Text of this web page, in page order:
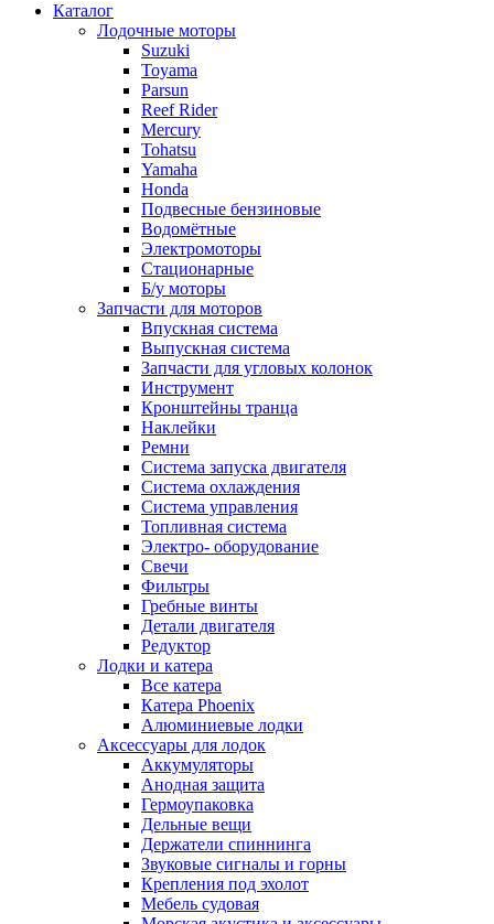
Каталог
Лодочные моторы
Suzuki
Toyama
Parsun
Reef Rider
Mercury
Tohatsu
Yamaha
Honda
Подвесные бензиновые
Водомётные
Электромоторы
Стационарные
Б/у моторы
Запчасти для моторов
Впускная система
Выпускная система
Запчасти для угловых колонок
Инструмент
Кронштейны транца
Наклейки
Ремни
Система запуска двигателя
Система охлаждения
Система управления
Топливная система
Электро- оборудование
Свечи
Фильтры
Гребные винты
Детали двигателя
Редуктор
Лодки и катера
Все катера
Катера Phoenix
Алюминиевые лодки
Аксессуары для лодок
Аккумуляторы
Анодная защита
Гермоупаковка
Дельные вещи
Держатели спиннинга
Звуковые сигналы и горны
Крепления под эхолот
Мебель судовая